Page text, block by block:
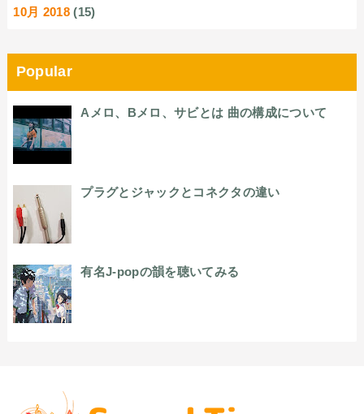
10月 2018 (15)
Popular
Aメロ、Bメロ、サビとは 曲の構成について
プラグとジャックとコネクタの違い
有名J-popの韻を聴いてみる